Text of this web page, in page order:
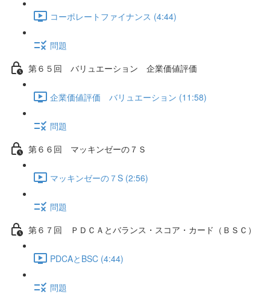
コーポレートファイナンス (4:44)
問題
第６５回 バリュエーション 企業価値評価
企業価値評価 バリュエーション (11:58)
問題
第６６回 マッキンゼーの７Ｓ
マッキンゼーの７S (2:56)
問題
第６７回 ＰＤＣＡとバランス・スコア・カード（ＢＳＣ）
PDCAとBSC (4:44)
問題